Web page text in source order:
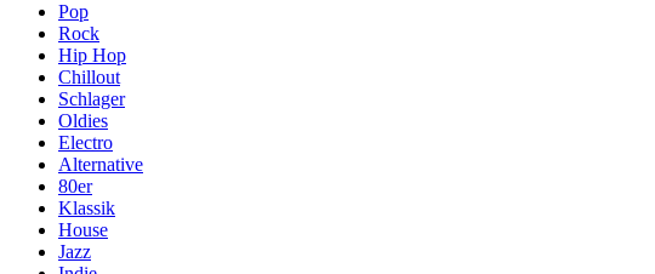
Pop
Rock
Hip Hop
Chillout
Schlager
Oldies
Electro
Alternative
80er
Klassik
House
Jazz